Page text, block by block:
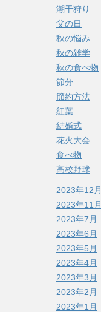
潮干狩り
父の日
秋の悩み
秋の雑学
秋の食べ物
節分
節約方法
紅葉
結婚式
花火大会
食べ物
高校野球
2023年12月
2023年11月
2023年7月
2023年6月
2023年5月
2023年4月
2023年3月
2023年2月
2023年1月